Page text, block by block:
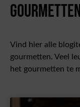
Vind hier alle
gourmetten. Veel
het gourmetten te